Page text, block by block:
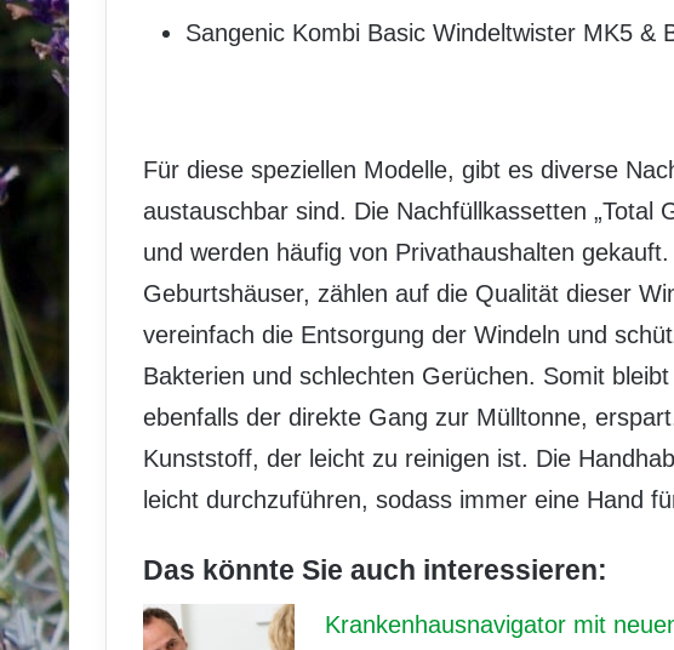
Sangenic Kombi Basic Windeltwister MK5 &
Für diese speziellen Modelle, gibt es diverse
austauschbar sind. Die Nachfüllkassetten „Total
und werden häufig von Privathaushalten
Geburtshäuser, zählen auf die Qualität dieser
vereinfach die Entsorgung der Windeln und
Bakterien und schlechten Gerüchen. Somit
ebenfalls der direkte Gang zur Mülltonne,
Kunststoff, der leicht zu reinigen ist. Die
leicht durchzuführen, sodass immer eine Hand
Das könnte Sie auch interessieren:
Krankenhausnavigator mit